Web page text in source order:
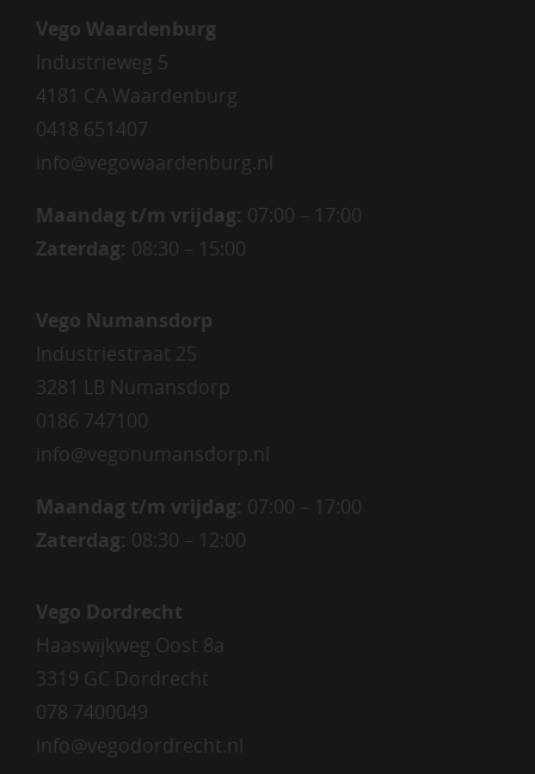
Vego Waardenburg
Industrieweg 5
4181 CA Waardenburg
0418 651407
info@vegowaardenburg.nl
Maandag t/m vrijdag: 07:00 – 17:00
Zaterdag: 08:30 – 15:00
Vego Numansdorp
Industriestraat 25
3281 LB Numansdorp
0186 747100
info@vegonumansdorp.nl
Maandag t/m vrijdag: 07:00 – 17:00
Zaterdag: 08:30 – 12:00
Vego Dordrecht
Haaswijkweg Oost 8a
3319 GC Dordrecht
078 7400049
info@vegodordrecht.nl